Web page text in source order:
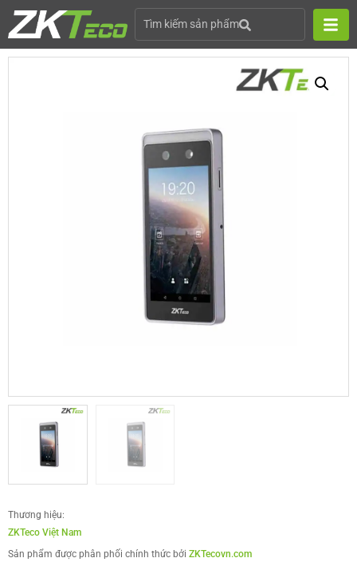
Tìm kiếm sản phẩm
Thương hiệu:
ZKTeco Việt Nam
Sản phẩm được phân phối chính thức bởi ZKTecovn.com